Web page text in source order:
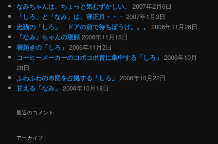
なみちゃんは、ちょっと気むずかしい。
2007年2月6日
「しろ」と「なみ」は、寝正月・・・ 2007年1月3日
忠猫の「しろ」 ドアの前で待ちぼうけ。。。
2006年11月26日
「なみ」ちゃんの寝顔 2006年11月16日
寝起きの「しろ」 2006年11月2日
コーヒーメーカーのコポコポ音に集中する「しろ」 2006年10月
28日
ふわふわの布団を占拠する「しろ」 2006年10月22日
甘える「なみ」 2006年10月18日
最近のコメント
アーカイブ